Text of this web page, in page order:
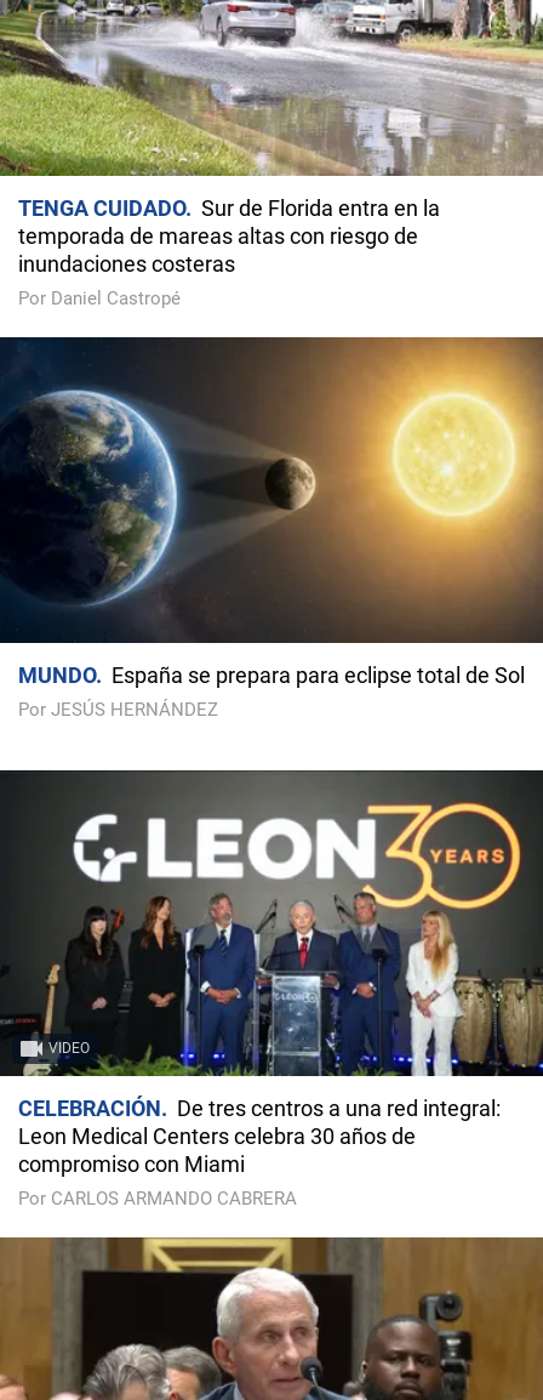
TENGA CUIDADO
Sur de Florida entra en la
temporada de mareas altas con riesgo de
inundaciones costeras
Por Daniel Castropé
MUNDO España se prepara para eclipse total de Sol
Por JESÚS HERNÁNDEZ
VIDEO
CELEBRACIÓN
De tres centros a una red integral:
Leon Medical Centers celebra 30 años de
compromiso con Miami
Por CARLOS ARMANDO CABRERA